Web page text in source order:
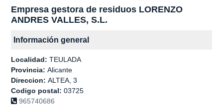
Empresa gestora de residuos LORENZO
ANDRES VALLES, S.L.
Información general
Localidad: TEULADA
Provincia: Alicante
Direccion: ALTEA, 3
Codigo postal: 03725
965740686